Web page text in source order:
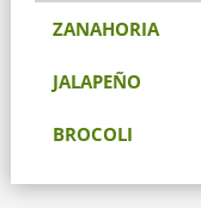
ZANAHORIA
JALAPEÑO
BROCOLI